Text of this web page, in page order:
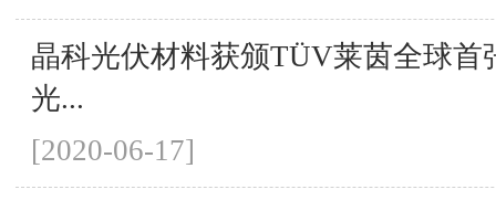
晶科光伏材料获颁TÜV莱茵全球首
光...
[2020-06-17]